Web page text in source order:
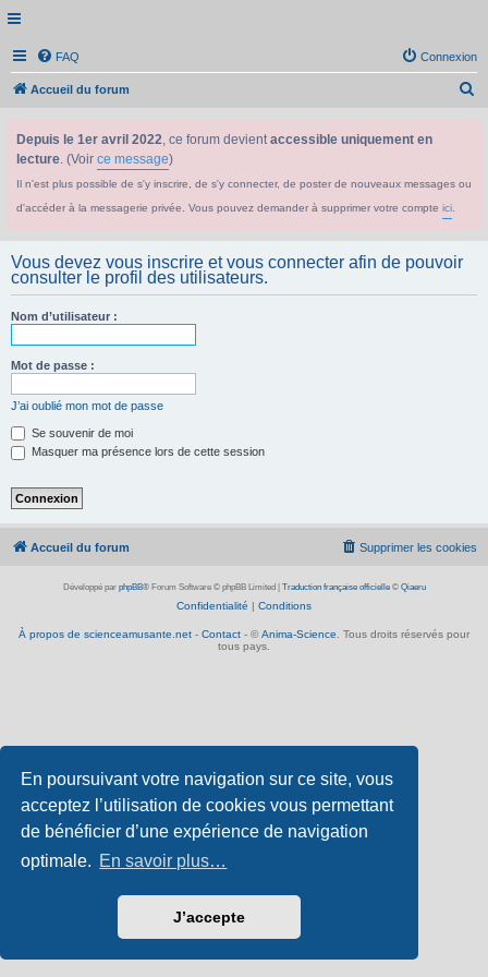
En poursuivant votre navigation sur ce site, vous
acceptez l’utilisation de cookies vous permettant
de bénéficier d’une expérience de navigation
optimale. En savoir plus…
J’accepte
FAQ Connexion
Accueil du forum
e
Depuis le 1er avril 2022, ce forum devientaccessible uniquement en
lecture. (Voir ce message)
Il n'est plus possible de s'y inscrire, de s'y connecter, de poster de nouveaux messages ou
d'accéder à la messagerie privée. Vous pouvez demander à supprimer votre compte ici
Vous devez vous inscrire et vous connecter afin de pouvoir
consulter le profil des utilisateurs.
Nom d’utilisateur :
Mot de passe :
J’ai oublié mon mot de passe
Se souvenir de moi
Masquer ma présence lors de cette session
Accueil du forum Supprimer les cookies
Développé par phpBB® Forum Software © phpBB Limited Traduction française officielle© Qiaeru
Confidentialité | Conditions
À propos de scienceamusante.net - Contact - © Anima-Science . Tous droits réservés pour
tous pays.